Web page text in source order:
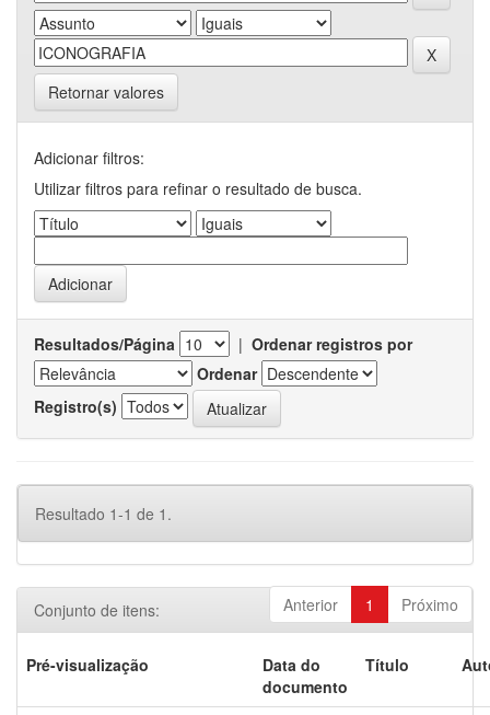
Retornar valores
Adicionar filtros:
Utilizar filtros para refinar o resultado de busca.
Resultados/Página | Ordenar registros por
Ordenar
Registro(s)
Resultado 1-1 de 1.
Anterior 1 Próximo
Conjunto de itens:
Pré-visualização
Data do
documento
Título